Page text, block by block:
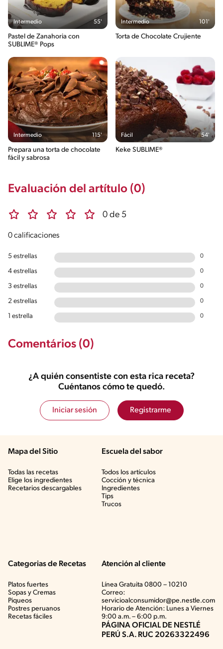
Intermedio 55'
Pastel de Zanahoria con
SUBLIME® Pops
Intermedio 101'
Torta de Chocolate Crujiente
Intermedio 115'
Prepara una torta de chocolate
fácil y sabrosa
Fácil 54'
Keke SUBLIME®
Evaluación del artítulo (0)
0 de 5
0 calificaciones
5 estrellas 0
4 estrellas 0
3 estrellas 0
2 estrellas 0
1 estrella 0
Comentários (0)
¿A quién consentiste con esta rica receta?
Cuéntanos cómo te quedó.
Iniciar sesión Registrarme
Mapa del Sitio
Todas las recetas
Elige los ingredientes
Recetarios descargables
Escuela del sabor
Todos los artículos
Cocción y técnica
Ingredientes
Tips
Trucos
Categorias de Recetas
Platos fuertes
Sopas y Cremas
Piqueos
Postres peruanos
Recetas fáciles
Atención al cliente
Línea Gratuita 0800 – 10210
Correo:
servicioalconsumidor@pe.nestle.com
Horario de Atención: Lunes a Viernes
9:00 a.m. – 6:00 p.m.
PÁGINA OFICIAL DE NESTLÉ
PERÚ S.A. RUC 20263322496